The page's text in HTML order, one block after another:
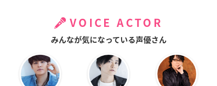
VOICE ACTOR
みんなが気になっている声優さん